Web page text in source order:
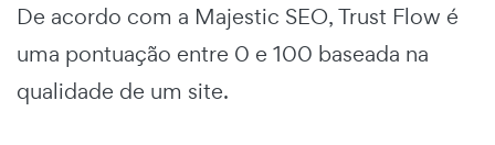
De acordo com a Majestic SEO, Trust Flow é
uma pontuação entre 0 e 100 baseada na
qualidade de um site.